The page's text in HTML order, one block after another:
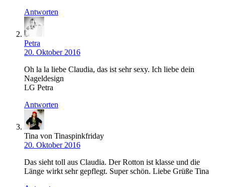
Antworten
Petra
20. Oktober 2016
Oh la la liebe Claudia, das ist sehr sexy. Ich liebe dein
Nageldesign
LG Petra
Antworten
Tina von Tinaspinkfriday
20. Oktober 2016
Das sieht toll aus Claudia. Der Rotton ist klasse und die
Länge wirkt sehr gepflegt. Super schön. Liebe Grüße Tina